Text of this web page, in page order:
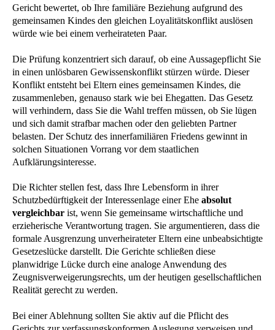
Gericht bewertet, ob Ihre familiäre Beziehung aufgrund des
gemeinsamen Kindes den gleichen Loyalitätskonflikt auslösen
würde wie bei einem verheirateten Paar.
Die Prüfung konzentriert sich darauf, ob eine Aussagepflicht Sie
in einen unlösbaren Gewissenskonflikt stürzen würde. Dieser
Konflikt entsteht bei Eltern eines gemeinsamen Kindes, die
zusammenleben, genauso stark wie bei Ehegatten. Das Gesetz
will verhindern, dass Sie die Wahl treffen müssen, ob Sie lügen
und sich damit strafbar machen oder den geliebten Partner
belasten. Der Schutz des innerfamiliären Friedens gewinnt in
solchen Situationen Vorrang vor dem staatlichen
Aufklärungsinteresse.
Die Richter stellen fest, dass Ihre Lebensform in ihrer
Schutzbedürftigkeit der Interessenlage einer Ehe absolut
vergleichbar ist, wenn Sie gemeinsame wirtschaftliche und
erzieherische Verantwortung tragen. Sie argumentieren, dass die
formale Ausgrenzung unverheirateter Eltern eine unbeabsichtigte
Gesetzeslücke darstellt. Die Gerichte schließen diese
planwidrige Lücke durch eine analoge Anwendung des
Zeugnisverweigerungsrechts, um der heutigen gesellschaftlichen
Realität gerecht zu werden.
Bei einer Ablehnung sollten Sie aktiv auf die Pflicht des